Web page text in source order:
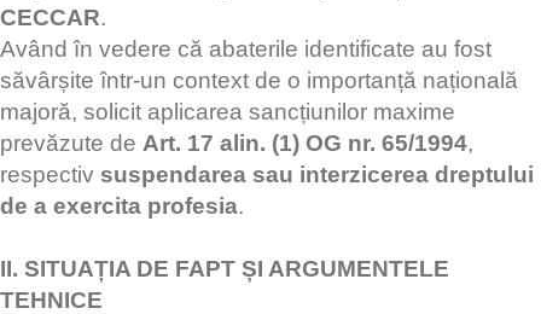
CECCAR.
Având în vedere că abaterile identificate au fost
săvârșite într-un context de o importanță națională
majoră, solicit aplicarea sancțiunilor maxime
prevăzute de Art. 17 alin. (1) OG nr. 65/1994,
respectiv suspendarea sau interzicerea dreptului
de a exercita profesia.
II. SITUAȚIA DE FAPT ȘI ARGUMENTELE
TEHNICE